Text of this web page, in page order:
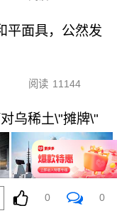
平面具，公然发
阅读 11144
乌稀土\"摊牌\"
0 0